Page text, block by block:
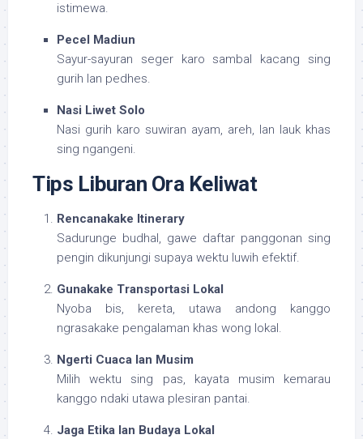
istimewa.
Pecel Madiun
Sayur-sayuran seger karo sambal kacang sing
gurih lan pedhes.
Nasi Liwet Solo
Nasi gurih karo suwiran ayam, areh, lan lauk khas
sing ngangeni.
Tips Liburan Ora Keliwat
Rencanakake Itinerary
Sadurunge budhal, gawe daftar panggonan sing
pengin dikunjungi supaya wektu luwih efektif.
Gunakake Transportasi Lokal
Nyoba bis, kereta, utawa andong kanggo
ngrasakake pengalaman khas wong lokal.
Ngerti Cuaca lan Musim
Milih wektu sing pas, kayata musim kemarau
kanggo ndaki utawa plesiran pantai.
Jaga Etika lan Budaya Lokal